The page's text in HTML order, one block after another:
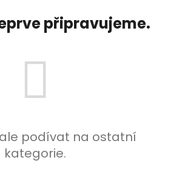
připravujeme.
podívat na ostatní
kategorie.
HLEDAT